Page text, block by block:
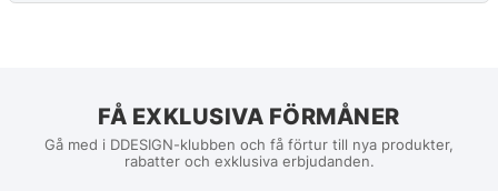
FÅ EXKLUSIVA FÖRMÅNER
Gå med i DDESIGN-klubben och få förtur till nya produkter,
rabatter och exklusiva erbjudanden.